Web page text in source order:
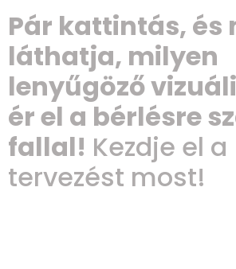
Pár kattintás, és
láthatja, milyen
lenyűgöző
ér el a bérlésre
fallal! Kezdje el a
tervezést most!